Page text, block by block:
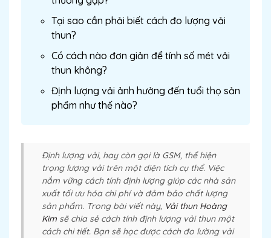
Tại sao cần phải biết cách đo lượng vải
thun?
Có cách nào đơn giản để tính số mét vải
thun không?
Định lượng vải ảnh hưởng đến tuổi thọ sản
phẩm như thế nào?
Định lượng vải, hay còn gọi là GSM, thể hiện
trọng lượng vải trên một diện tích cụ thể. Việc
nắm vững cách tính định lượng giúp các nhà sản
xuất tối ưu hóa chi phí và đảm bảo chất lượng
sản phẩm. Trong bài viết này, Vải thun Hoàng
Kim sẽ chia sẻ cách tính định lượng vải thun một
cách chi tiết. Bạn sẽ học được cách đo lường vải